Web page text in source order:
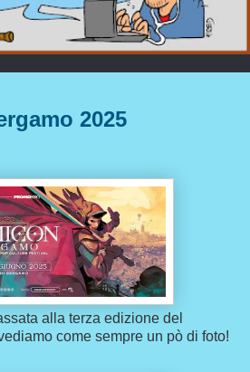
2025
alla terza edizione del
come sempre un pò di foto!